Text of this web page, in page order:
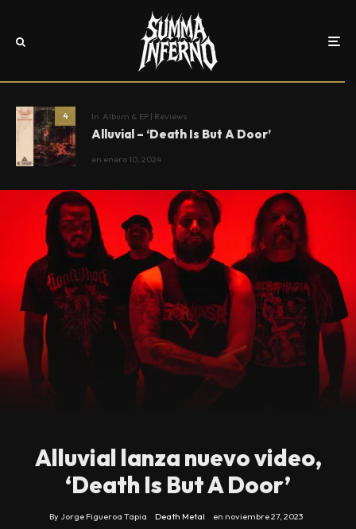
4 In Album & EP | Reviews
Alluvial – ‘Death Is But A Door’
en enero 10, 2024
Alluvial lanza nuevo video,
‘Death Is But A Door’
By Jorge Figueroa Tapia Death Metal en noviembre 27, 2023